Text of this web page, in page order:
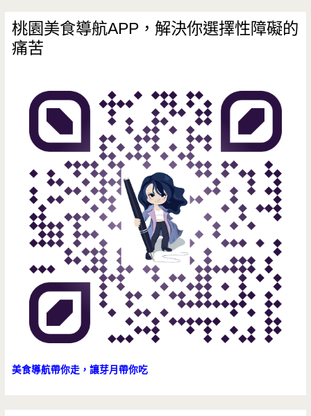
桃園美食導航APP，解決你選擇性障礙的
痛苦
美食導航帶你走，讓芽月帶你吃